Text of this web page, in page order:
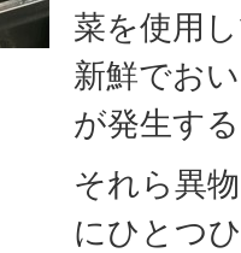
菜を使用
新鮮でお
が発生す
それら異
にひとつ